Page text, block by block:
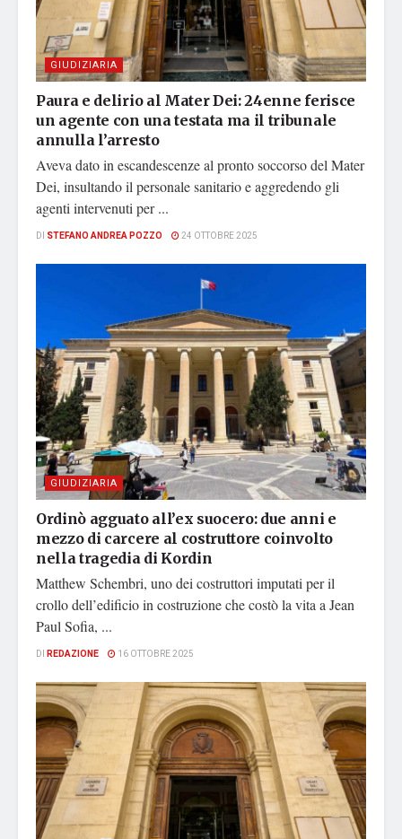
GIUDIZIARIA
Paura e delirio al Mater Dei: 24enne ferisce
un agente con una testata ma il tribunale
annulla l’arresto
Aveva dato in escandescenze al pronto soccorso del Mater
Dei, insultando il personale sanitario e aggredendo gli
agenti intervenuti per ...
DI STEFANO ANDREA POZZO 24 OTTOBRE 2025
GIUDIZIARIA
Ordinò agguato all’ex suocero: due anni e
mezzo di carcere al costruttore coinvolto
nella tragedia di Kordin
Matthew Schembri, uno dei costruttori imputati per il
crollo dell’edificio in costruzione che costò la vita a Jean
Paul Sofia, ...
DI REDAZIONE 16 OTTOBRE 2025